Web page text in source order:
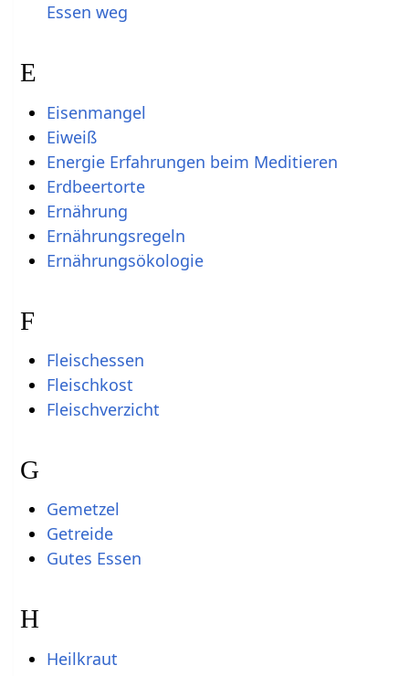
Essen weg
E
Eisenmangel
Eiweiß
Energie Erfahrungen beim Meditieren
Erdbeertorte
Ernährung
Ernährungsregeln
Ernährungsökologie
F
Fleischessen
Fleischkost
Fleischverzicht
G
Gemetzel
Getreide
Gutes Essen
H
Heilkraut